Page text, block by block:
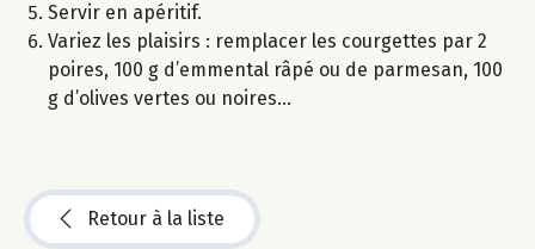
Servir en apéritif.
Variez les plaisirs : remplacer les courgettes par 2
poires, 100 g d’emmental râpé ou de parmesan, 100
g d’olives vertes ou noires…
Retour à la liste